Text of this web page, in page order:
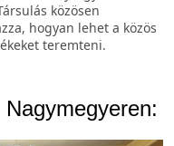
közösen
hogyan lehet a közös
teremteni.